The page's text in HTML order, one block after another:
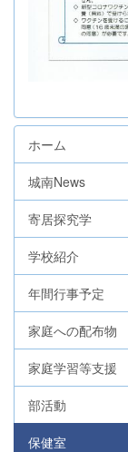
ホーム
城南News
寄居探究学
学校紹介
年間行事予定
家庭への配布物
家庭学習等支援
部活動
保健室